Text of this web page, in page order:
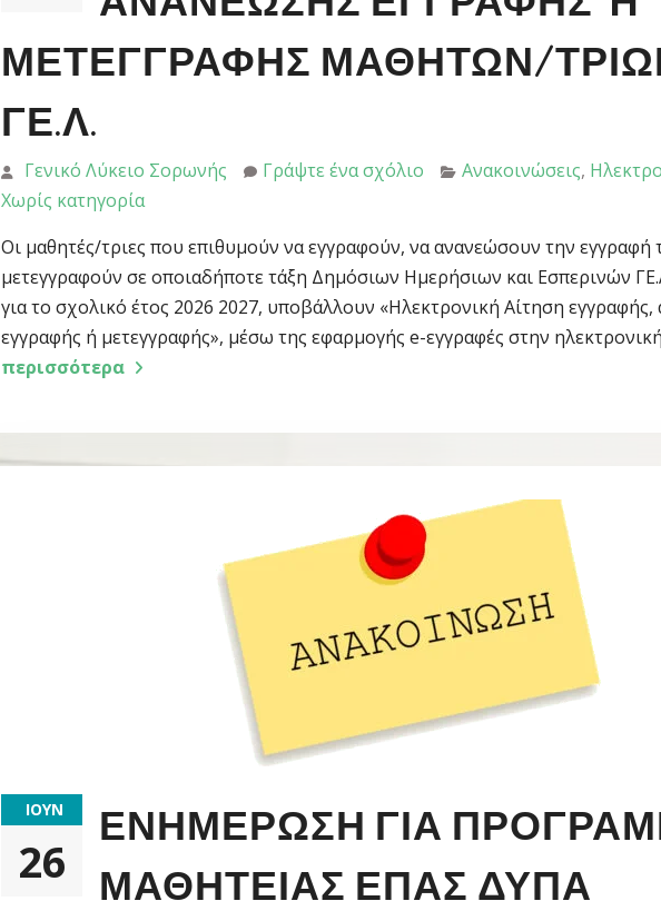
ΕΤΕΓΓΡΑΦΉΣ ΜΑΘΗΤΏΝ/ΤΡΙΏΝ
Ε.Λ.
Γενικό Λύκειο Σορωνής Γράψτε ένα σχόλιο Ανακοινώσεις,
Χωρίς κατηγορία
Οι μαθητές/τριες που επιθυμούν να εγγραφούν, να ανανεώσουν την εγγραφή
μετεγγραφούν σε οποιαδήποτε τάξη Δημόσιων Ημερήσιων και Εσπερινών
για το σχολικό έτος 2026 2027, υποβάλλουν «Ηλεκτρονική Αίτηση
εγγραφής ή μετεγγραφής», μέσω της εφαρμογής e-εγγραφές στην ηλεκτρονική
περισσότερα
ΙΟΎΝ
26
ΕΝΗΜΕΡΩΣΗ ΓΙΑ
ΜΑΘΗΤΕΙΑΣ ΕΠΑΣ ΔΥΠΑ